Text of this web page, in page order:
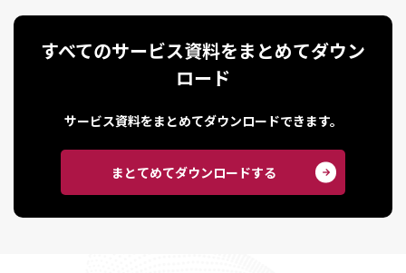
すべてのサービス資料をまとめてダウン
ロード
サービス資料をまとめてダウンロードできます。
まとてめてダウンロードする